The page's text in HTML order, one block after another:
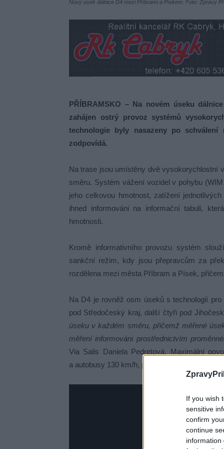
If you wish
sensitive
confirm
continue
information
Nový úsek dálnice D4 mezi Příbramí a Pískem. Foto: Zprávy
PŘÍBRAMSKO – Na novém úseku
zahájen ostrý provoz systémů
technologie byly nasazeny po
zodpovídá.
Na trase jsou umístěny dvě vysokorychlostní
směru. Systém vážení vozidel v pohybu
jeho celkovou hmotnost, zatížení
ihned informováni na informační tabuli,
hmotnosti.
Kromě informativního provozu systém
sankční režim, kdy jsou přepravcům za
rozdělena mezi města Příbram a Písek,
Na D4 je rovněž osm úseků s technologií
pod Středočeský kraj, další čtyři pod
úseku v každém směru, přičemž měřené
měření informováni prostřednictvím
Via Salis Daniela Pedretová. Maximální
a autobusy 130 km/h, pro vozidla nad 3,5 tuny